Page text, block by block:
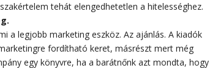
tehát elengedhetetlen a hitelességhez.
a legjobb marketing eszköz. Az ajánlás. A kiadók
fordítható keret, másrészt mert még
egy könyvre, ha a barátnőnk azt mondta, hogy